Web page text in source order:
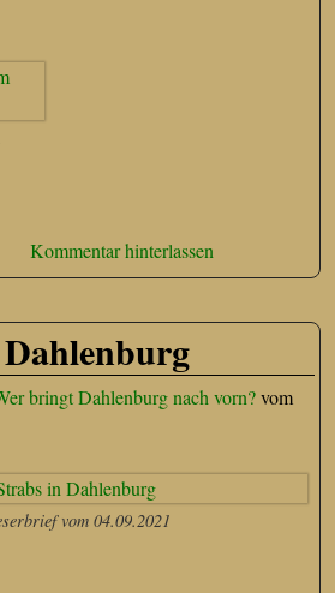
Kommentar hinterlassen
bringt Dahlenburg nach vorn?vom
vom 04.09.2021